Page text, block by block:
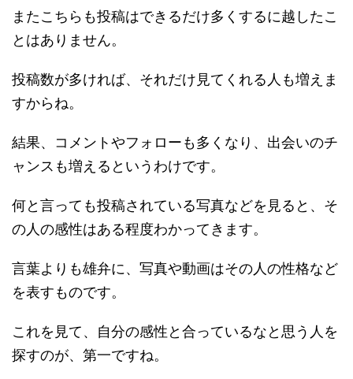
またこちらも投稿はできるだけ多くするに越したこ
とはありません。
投稿数が多ければ、それだけ見てくれる人も増えま
すからね。
結果、コメントやフォローも多くなり、出会いのチ
ャンスも増えるというわけです。
何と言っても投稿されている写真などを見ると、そ
の人の感性はある程度わかってきます。
言葉よりも雄弁に、写真や動画はその人の性格など
を表すものです。
これを見て、自分の感性と合っているなと思う人を
探すのが、第一ですね。